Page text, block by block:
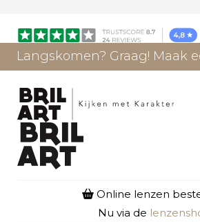
Langskomen? Graag! Maak
Online lenzen
Nu via de